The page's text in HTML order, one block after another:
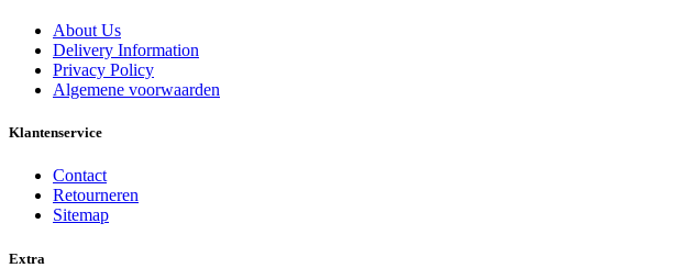
About Us
Delivery Information
Privacy Policy
Algemene voorwaarden
Klantenservice
Contact
Retourneren
Sitemap
Extra